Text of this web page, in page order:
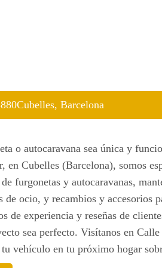
Cubelles, Barcelona
o autocaravana sea única y
en Cubelles (Barcelona), somos
furgonetas y autocaravanas,
de ocio, y recambios y accesorios
de experiencia y reseñas de
sea perfecto. Visítanos en
vehículo en tu próximo hogar